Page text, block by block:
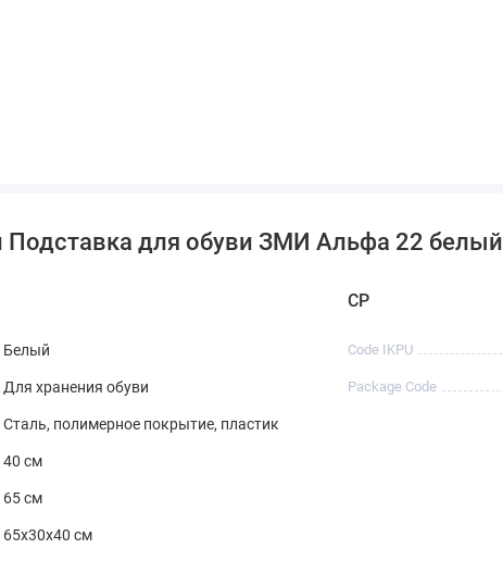
Подставка для обуви ЗМИ Альфа 22 белый
Белый
Для хранения обуви
Сталь, полимерное покрытие, пластик
40 см
65 см
65х30х40 см
CP
Code IKPU
Package Code